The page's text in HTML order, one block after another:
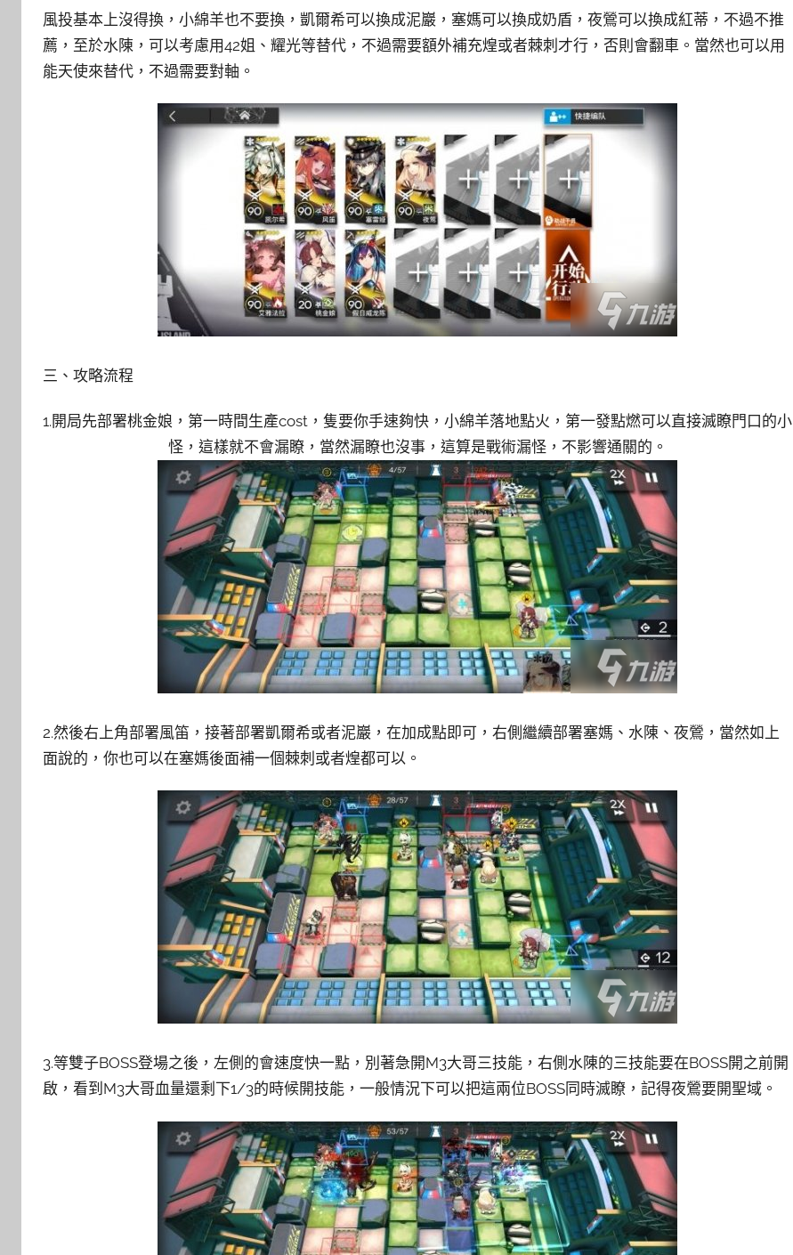
風投基本上沒得換，小綿羊也不要換，凱爾希可以換成泥巖，塞媽可以換成奶盾，夜鶯可以換成紅蒂，不過不推
薦，至於水陳，可以考慮用42姐、耀光等替代，不過需要額外補充煌或者棘刺才行，否則會翻車。當然也可以用
能天使來替代，不過需要對軸。
三、攻略流程
1.開局先部署桃金娘，第一時間生產cost，隻要你手速夠快，小綿羊落地點火，第一發點燃可以直接滅瞭門口的小
怪，這樣就不會漏瞭，當然漏瞭也沒事，這算是戰術漏怪，不影響通關的。
2.然後右上角部署風笛，接著部署凱爾希或者泥巖，在加成點即可，右側繼續部署塞媽、水陳、夜鶯，當然如上
面說的，你也可以在塞媽後面補一個棘刺或者煌都可以。
3.等雙子BOSS登場之後，左側的會速度快一點，別著急開M3大哥三技能，右側水陳的三技能要在BOSS開之前開
啟，看到M3大哥血量還剩下1/3的時候開技能，一般情況下可以把這兩位BOSS同時滅瞭，記得夜鶯要開聖域。